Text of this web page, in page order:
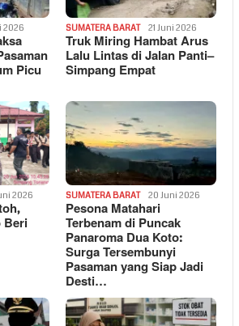
2026
Picu
SUMATERA BARAT 21 Juni 2026
Truk Miring Hambat Arus
Lalu Lintas di Jalan Panti–
Simpang Empat
2026
Beri
SUMATERA BARAT 20 Juni 2026
Pesona Matahari
Terbenam di Puncak
Panaroma Dua Koto:
Surga Tersembunyi
Pasaman yang Siap Jadi
Desti…